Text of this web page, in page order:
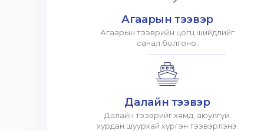
Агаарын тээвэр
Агаарын тээврийн цогц шийдлийг
санал болгоно.
Далайн тээвэр
Далайн тээврийг хямд, аюулгүй,
хурдан шуурхай хүргэн тээвэрлэнэ.